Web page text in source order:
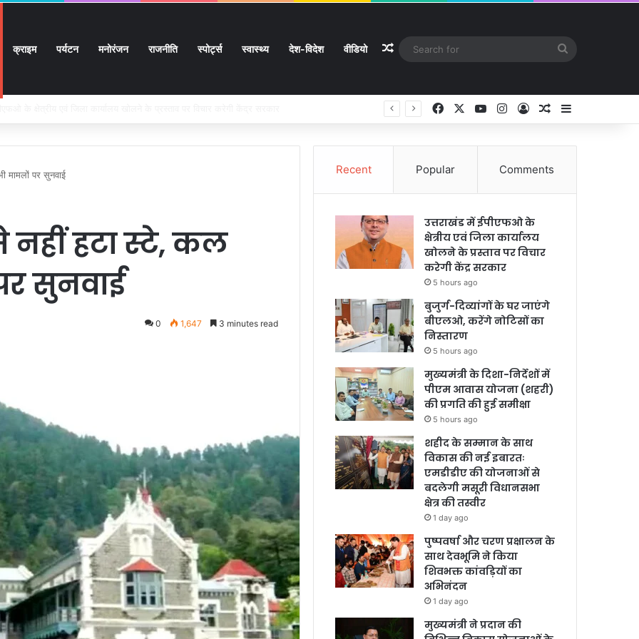
क्राइम पर्यटन मनोरंजन राजनीति स्पोर्ट्स स्वास्थ्य देश-विदेश वीडियो Random Article
Facebook YouTubeInstagram
Log InRandom Article
मामलों पर सुनवाई
नहीं हटा स्टे, कल
सुनवाई
0 1,647 3 minutes read
Recent Popular Comments
उत्तराखंड में ईपीएफओ के
क्षेत्रीय एवं जिला कार्यालय
खोलने के प्रस्ताव पर विचार
करेगी केंद्र सरकार
5 hours ago
बुजुर्ग-दिव्यांगों के घर जाएंगे
बीएलओ, करेंगे नोटिसों का
निस्तारण
5 hours ago
मुख्यमंत्री के दिशा-निर्देशों में
पीएम आवास योजना (शहरी)
की प्रगति की हुई समीक्षा
5 hours ago
शहीद के सम्मान के साथ
विकास की नई इबारतः
एमडीडीए की योजनाओं से
बदलेगी मसूरी विधानसभा
क्षेत्र की तस्वीर
1 day ago
पुष्पवर्षा और चरण प्रक्षालन के
साथ देवभूमि ने किया
शिवभक्त कांवड़ियों का
अभिनंदन
1 day ago
मुख्यमंत्री ने प्रदान की